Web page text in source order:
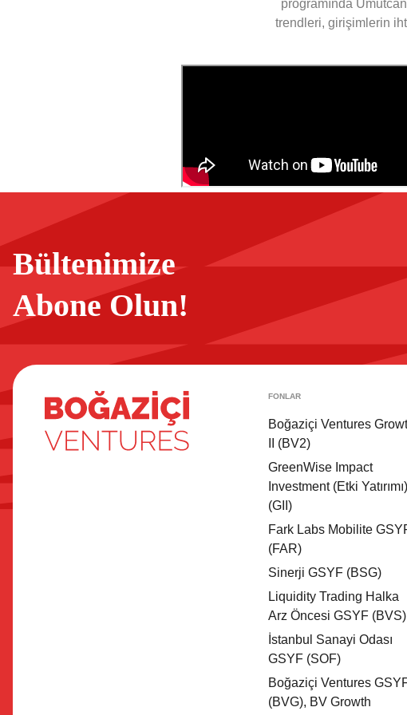
programında
trendleri, girişimlerin
Bültenimize
Abone Olun!
FONLAR
Boğaziçi Ventures
II (BV2)
GreenWise Impact
Investment (Etki Yatırımı)
(GII)
Fark Labs Mobilite
(FAR)
Sinerji GSYF (BSG)
Liquidity Trading Halka
Arz Öncesi GSYF (BVS)
İstanbul Sanayi Odası
GSYF (SOF)
Boğaziçi Ventures
(BVG), BV Growth